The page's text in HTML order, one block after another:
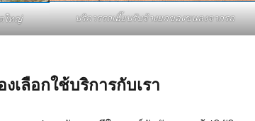
ใหญ่ บริการรถเฮี๊ยบรับจ้างยกของขนลงจากรถ
เลือกใช้บริการกับเรา